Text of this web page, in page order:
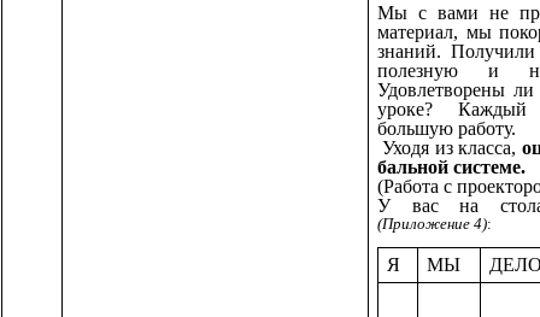
Мы с вами не
материал, мы
знаний.
полезную и
Удовлетворены
уроке?
большую работу.
Уходя из класса,
бальной системе.
(Работа с
У вас на
(Приложение 4):
Я МЫ